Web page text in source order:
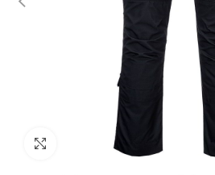
Click to enlarge